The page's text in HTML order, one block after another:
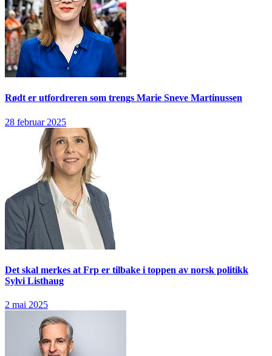
Rødt er utfordreren som trengs Marie Sneve Martinussen
28 februar 2025
Det skal merkes at Frp er tilbake i toppen av norsk politikk
Sylvi Listhaug
2 mai 2025